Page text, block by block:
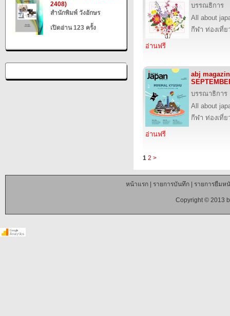
2408)
สำนักพิมพ์ วังอักษร
เปิดอ่าน 123 ครั้ง
บรรณธิการ
All about
กีฬา ท่องเที่
อ่านฟรี
abj
บรรณาธิการ
All about
กีฬา ท่องเที่
อ่านฟรี
1 2 >
หน้าแรก| รายการบันทึก| รายการยืมห
Copyright © 2013